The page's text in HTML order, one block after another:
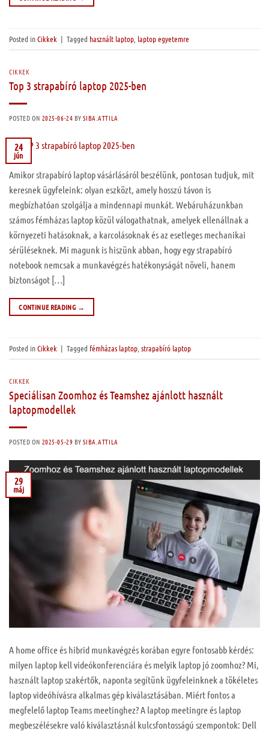
Posted inCikkek | Tagged használt laptop laptop egyetemre
CIKKEK
Top 3 strapabíró laptop 2025-ben
POSTED ON 2025-06-24 BYSIBA.ATTILA
24
jún
Amikor strapabíró laptop vásárlásáról beszélünk, pontosan tudjuk, mit
keresnek ügyfeleink: olyan eszközt, amely hosszú távon is
megbízhatóan szolgálja a mindennapi munkát. Webáruházunkban
számos fémházas laptop közül válogathatnak, amelyek ellenállnak a
környezeti hatásoknak, a karcolásoknak és az esetleges mechanikai
sérüléseknek. Mi magunk is hiszünk abban, hogy egy strapabíró
notebook nemcsak a munkavégzés hatékonyságát növeli, hanem
biztonságot […]
CONTINUE READING →
Posted inCikkek | Tagged fémházas laptop strapabíró laptop
CIKKEK
Speciálisan Zoomhoz és Teamshez ajánlott használt
laptopmodellek
POSTED ON 2025-05-29 BYSIBA.ATTILA
29
máj
A home office és hibrid munkavégzés korában egyre fontosabb kérdés:
milyen laptop kell videókonferenciára és melyik laptop jó zoomhoz? Mi,
használt laptop szakértők, naponta segítünk ügyfeleinknek a tökéletes
laptop videóhívásra alkalmas gép kiválasztásában. Miért fontos a
megfelelő laptop Teams meetinghez? A laptop meetingre és laptop
megbeszélésekre való kiválasztásnál kulcsfontosságú szempontok: Dell